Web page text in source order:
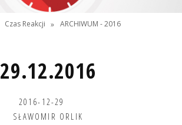
Czas Reakcji » ARCHIWUM - 2016
29.12.2016
2016-12-29
SŁAWOMIR ORLIK